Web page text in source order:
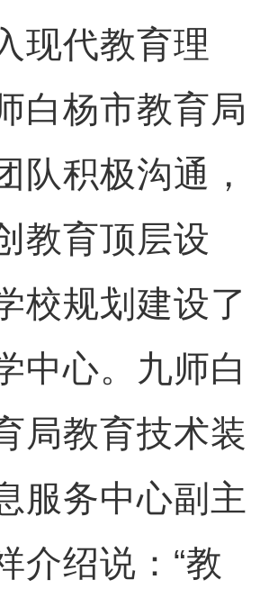
代教育理
白杨市教育局
队积极沟通，
教育顶层设
校规划建设了
中心。九师白
局教育技术装
服务中心副主
介绍说：“教